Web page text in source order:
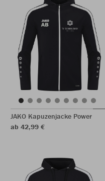
JAKO Kapuzenjacke Power
ab 42,99 €